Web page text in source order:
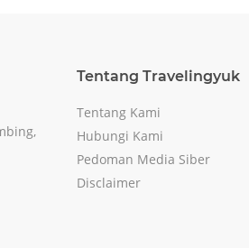
Tentang Travelingyuk
Tentang Kami
Hubungi Kami
Pedoman Media Siber
Disclaimer